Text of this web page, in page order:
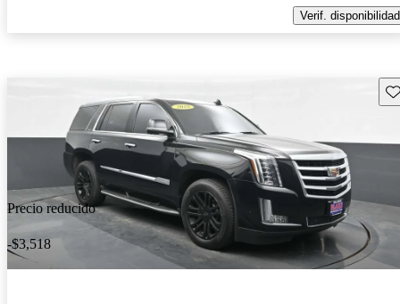
Verif. disponibilidad
Precio reducido
-$3,518